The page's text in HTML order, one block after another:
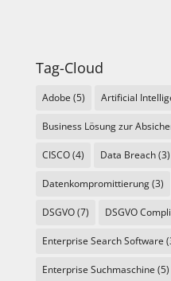
Tag-Cloud
Adobe (5) Artificial
Business Lösung zur
CISCO(4) Data Breach(3)
Datenkompromittierung(3)
DSGVO(7) DSGVO
Enterprise Search Software
Enterprise Suchmaschine (5)